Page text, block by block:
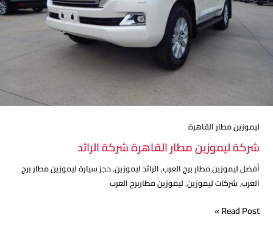
ليموزين مطار القاهرة
شركة ليموزين مطار القاهرة شركة الرائد
أفضل ليموزين مطار برج العرب,الرائد ليموزين,حجز سيارة ليموزين مطار برج
العرب,شركات ليموزين,ليموزين مطاربرج العرب
Read Post »